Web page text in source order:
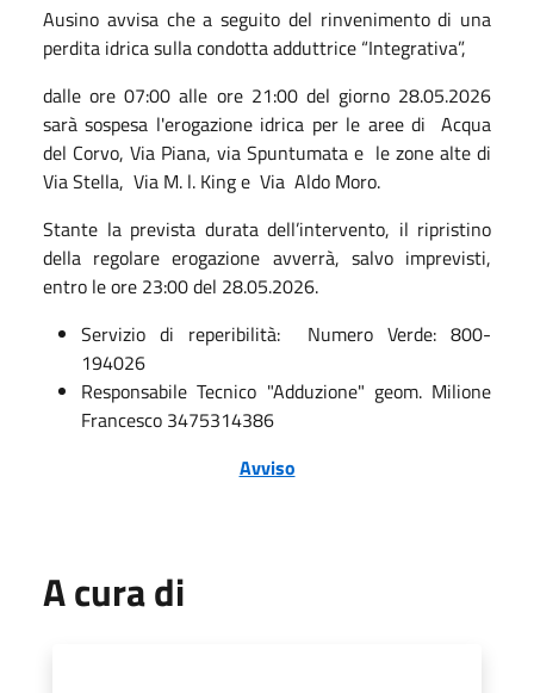
Ausino avvisa che a seguito del rinvenimento di una
perdita idrica sulla condotta adduttrice “Integrativa”,
dalle ore 07:00 alle ore 21:00 del giorno 28.05.2026
sarà sospesa l'erogazione idrica per le aree di Acqua
del Corvo, Via Piana, via Spuntumata e le zone alte di
Via Stella, Via M. l. King e Via Aldo Moro.
Stante la prevista durata dell’intervento, il ripristino
della regolare erogazione avverrà, salvo imprevisti,
entro le ore 23:00 del 28.05.2026.
Servizio di reperibilità: Numero Verde: 800-
194026
Responsabile Tecnico "Adduzione" geom. Milione
Francesco 3475314386
Avviso
A cura di